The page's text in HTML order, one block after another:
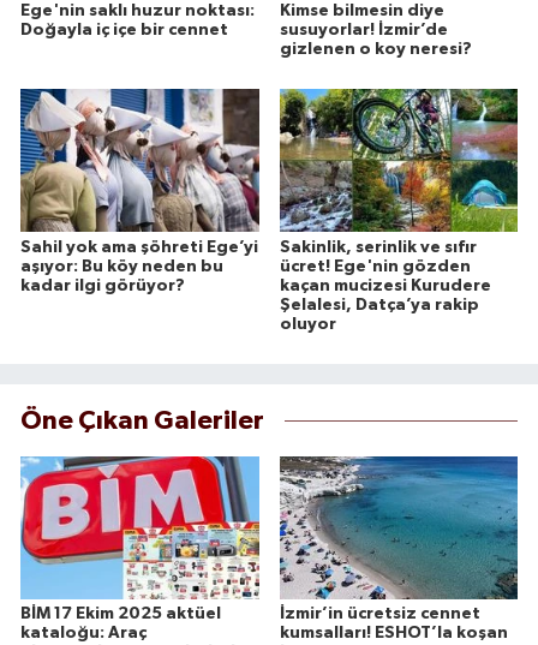
Ege'nin saklı huzur noktası:
Doğayla iç içe bir cennet
Kimse bilmesin diye
susuyorlar! İzmir’de
gizlenen o koy neresi?
Sahil yok ama şöhreti Ege’yi
aşıyor: Bu köy neden bu
kadar ilgi görüyor?
Sakinlik, serinlik ve sıfır
ücret! Ege'nin gözden
kaçan mucizesi Kurudere
Şelalesi, Datça’ya rakip
oluyor
Öne Çıkan Galeriler
BİM 17 Ekim 2025 aktüel
kataloğu: Araç
İzmir’in ücretsiz cennet
kumsalları! ESHOT’la koşan